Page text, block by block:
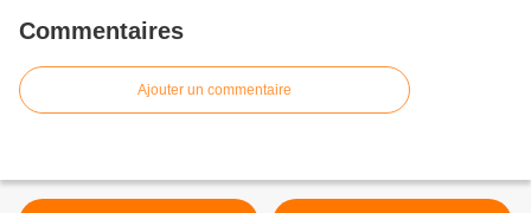
Commentaires
Ajouter un commentaire